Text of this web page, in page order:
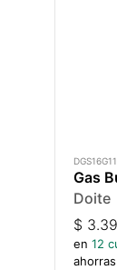
Gas
Doite
$
en 12
ahorras